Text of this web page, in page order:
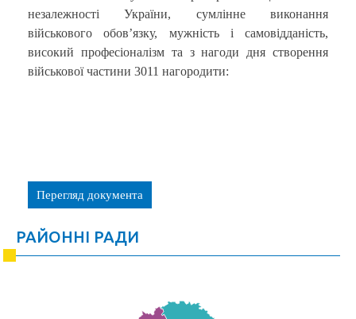
незалежності України, сумлінне виконання
військового обов’язку, мужність і самовідданість,
високий професіоналізм та з нагоди дня створення
військової частини 3011 нагородити:
Перегляд документа
РАЙОННІ РАДИ